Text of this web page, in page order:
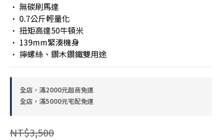
• 無碳刷馬達
• 0.7公斤輕量化
• 扭矩高達50牛頓米
• 139mm緊湊機身
• 擰螺絲、鑽木鑽鐵雙用途
全店，滿2000元超商免運
全店，滿5000元宅配免運
NT$3,500